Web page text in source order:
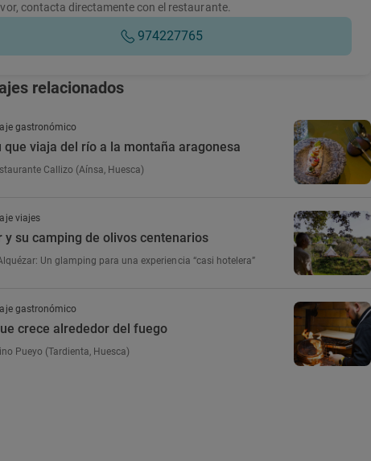
974227765
contacta directamente con el restaurante.
relacionados
gastronómico
que viaja del río a la montaña aragonesa
Callizo (Aínsa, Huesca)
viajes
y su camping de olivos centenarios
Un glamping para una experiencia “casi hotelera”
gastronómico
crece alrededor del fuego
Pueyo (Tardienta, Huesca)